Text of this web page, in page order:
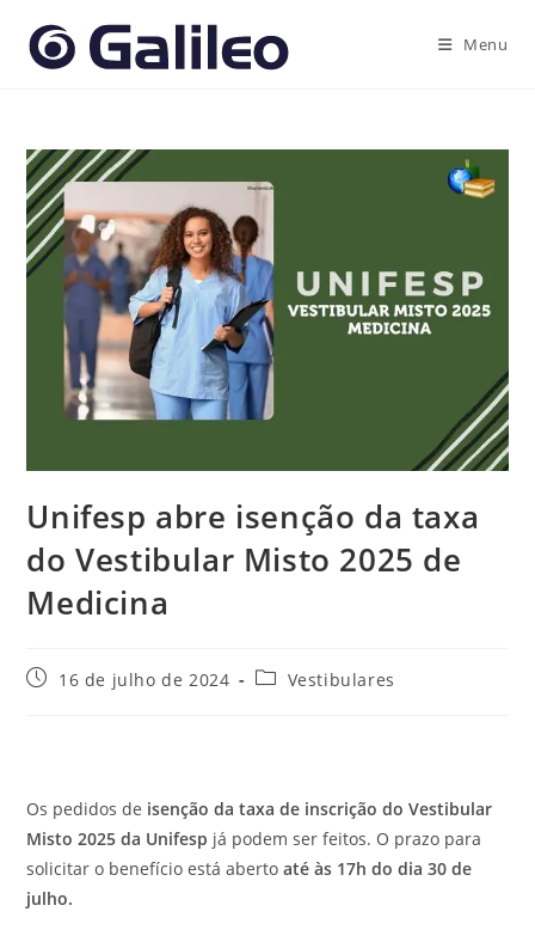
para
Menu
Unifesp abre isenção da taxa
do Vestibular Misto 2025 de
Medicina
Post16 de julho de 2024
Categoria
Vestibulares
Os pedidos de isenção da taxa de inscrição do Vestibular
Misto 2025 da Unifesp já podem ser feitos. O prazo para
solicitar o benefício está abertoaté às 17h do dia 30 de
julho.